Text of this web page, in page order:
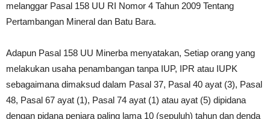
melanggar Pasal 158 UU RI Nomor 4 Tahun 2009 Tentang
Pertambangan Mineral dan Batu Bara.
Adapun Pasal 158 UU Minerba menyatakan, Setiap orang yang
melakukan usaha penambangan tanpa IUP, IPR atau IUPK
sebagaimana dimaksud dalam Pasal 37, Pasal 40 ayat (3), Pasal
48, Pasal 67 ayat (1), Pasal 74 ayat (1) atau ayat (5) dipidana
dengan pidana penjara paling lama 10 (sepuluh) tahun dan denda